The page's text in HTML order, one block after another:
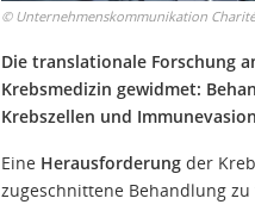
©Unternehmenskommunikation Charité
Die translationale Forschung
Krebsmedizin gewidmet:
Krebszellen und
Eine Herausforderung der
zugeschnittene Behandlung